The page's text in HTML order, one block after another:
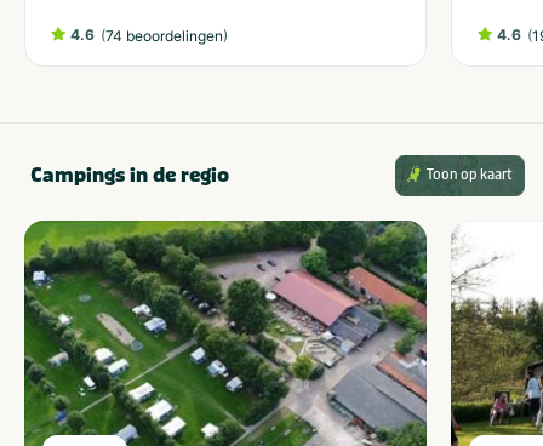
4.6 (74 beoordelingen) 4.6 (
Campings in de regio Toon op kaart